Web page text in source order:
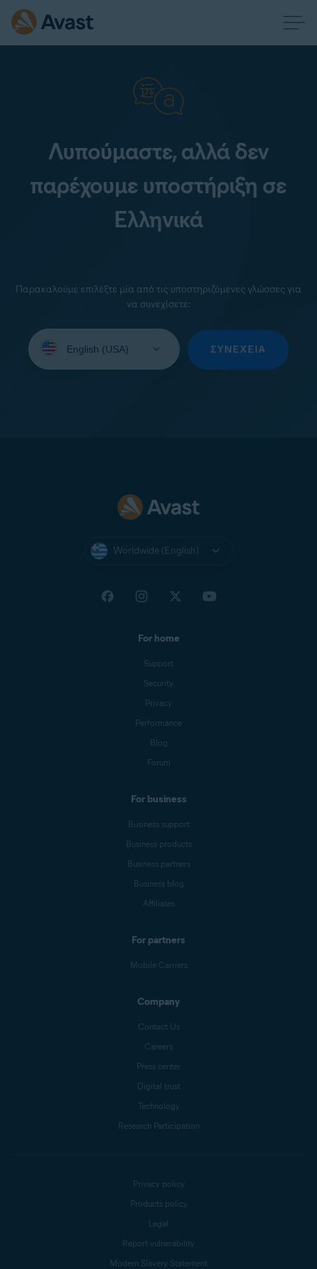
Λυπούμαστε, αλλά δεν
παρέχουμε υποστήριξη σε
Ελληνικά
Παρακαλούμε επιλέξτε μία από τις υποστηριζόμενες γλώσσες για
να συνεχίσετε:
your
ΣΥΝΈΧΕΙΑ
Worldwide (English)
For home
Support
Security
Privacy
Performance
Blog
Forum
For business
Business support
Business products
Business partners
Business blog
Affiliates
For partners
Mobile Carriers
Company
Contact Us
Careers
Press center
Digital trust
Technology
Research Participation
Privacy policy
Products policy
Legal
Report vulnerability
Modern Slavery Statement